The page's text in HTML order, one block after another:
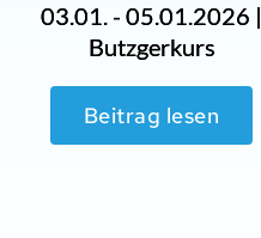
03.01. - 05.01.2026 |
Butzgerkurs
Beitrag lesen